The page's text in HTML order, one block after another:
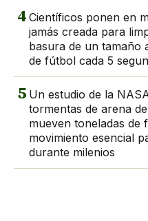
4 Científicos ponen en
jamás creada para
basura de un tamaño
de fútbol cada 5
5 Un estudio de la
tormentas de arena
mueven toneladas
movimiento esencial
durante milenios